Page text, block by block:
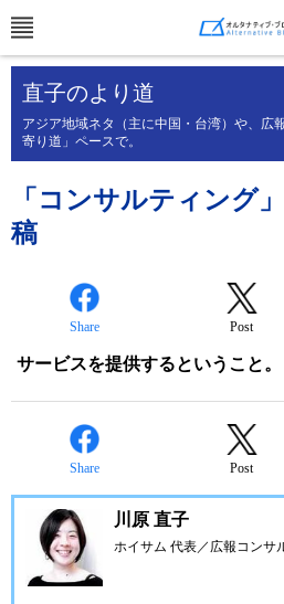
直子のより道
アジア地域ネタ（主に中国・台湾）や、広
寄り道」ペースで。
「コンサルティング
稿
Share Post
サービスを提供するということ。
Share Post
川原 直子
ホイサム 代表／広報コンサ